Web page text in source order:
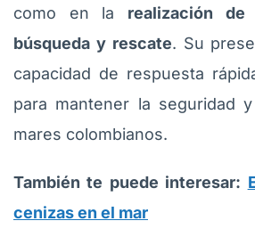
como en la realización de
búsqueda y rescate. Su
capacidad de respuesta
para mantener la seguridad
mares colombianos.
También te puede interesar:
cenizas en el mar